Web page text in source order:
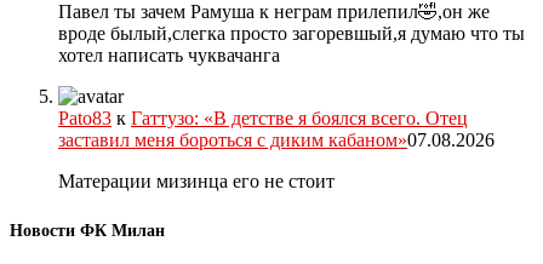
Павел ты зачем Рамуша к неграм прилепил🤣,он же
вроде былый,слегка просто загоревшый,я думаю что ты
хотел написать чуквачанга
Pato83 к Гаттузо: «В детстве я боялся всего. Отец
заставил меня бороться с диким кабаном»07.08.2026
Матерации мизинца его не стоит
Новости ФК Милан